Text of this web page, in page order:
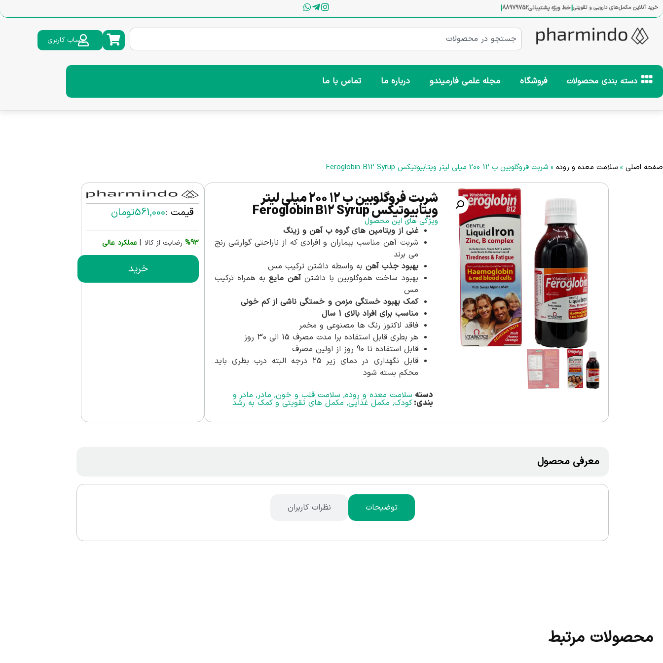
خرید آنلاین مکمل‌های دارویی و تقویتی|خط ویژه پشتیبانی88979752
|
حساب کاربری
دسته بندی محصولات فروشگاه مجله علمی فارمیندو درباره ما تماس با ما
صفحه اصلی » سلامت معده و روده » شربت فروگلوبین ب 12 200 میلی لیتر ویتابیوتیکس Feroglobin B12 Syrup
شربت فروگلوبین ب 12 200 میلی لیتر
ویتابیوتیکس Feroglobin B12 Syrup
ویژگی های این محصول
غنی از ویتامین های گروه ب‏ آهن و زینگ
شربت آهن مناسب بیماران و افرادی که از ناراحتی گوارشی رنج
می برند
بهبود جذب آهن به واسطه داشتن ترکیب مس
بهبود ساخت هموگلوبین با داشتنآهن مایعبه همراه ترکیب
مس
کمک بهبود خستگی مزمن و خستگی ناشی از کم خونی
مناسب برای افراد بالای 1 سال
فاقد لاکتوز رنگ ها مصنوعی و مخمر
هر بطری قابل استفاده برا مدت مصرف 15 الی 30 روز
قابل استفاده تا 90 روز از اولین مصرف
قابل نگهداری در دمای زیر 25 درجه البته درب بطری باید
محکم بسته شود
سلامت معده و روده, سلامت قلب و خون, مادر, مادر و
کودک, مکمل غذایی, مکمل های تقویتی و کمک به رشد
دسته
بندی:
قیمت :561,000تومان
%93 رضایت از کالا | عملکرد عالی
خرید
معرفی محصول
توضیحات نظرات کاربران
محصولات مرتبط